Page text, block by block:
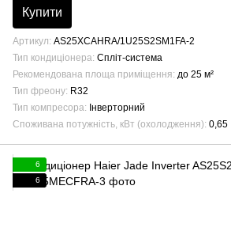
Купити
Артикул AS25XCAHRA/1U25S2SM1FA-2
Тип кондиціонера Спліт-система
Рекомендована площа приміщення до 25 м²
Тип фреону R32
Тип компресора
Інверторний
Споживана потужність, кВт (охолодження) 0,65
6
6